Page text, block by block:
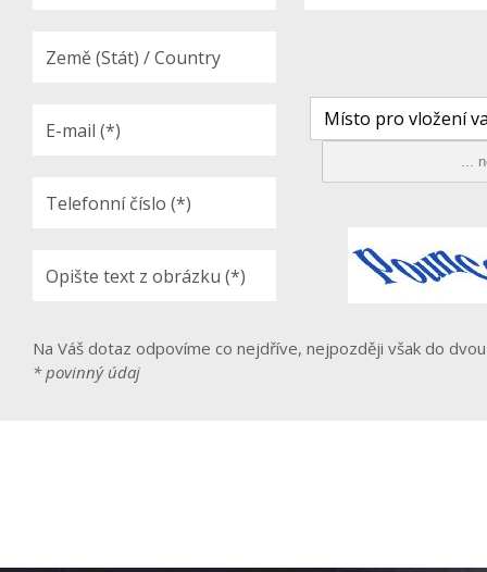
Místo pro vložení
Na Váš dotaz odpovíme co nejdříve, nejpozději však do
* povinný údaj